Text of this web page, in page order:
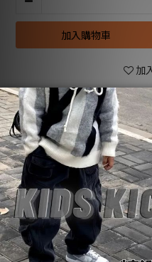
加入購物車
加
商品描述
送
商